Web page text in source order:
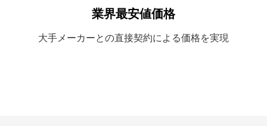
業界最安値価格
大手メーカーとの直接契約による価格を実現